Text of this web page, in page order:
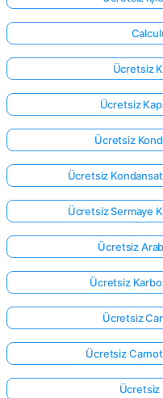
Ücretsiz
Ücretsiz
Ücretsiz
Ücretsiz
Ücretsiz Sermaye
Ücretsiz
Ücretsiz
Ücretsiz
Ücretsiz Carnot
Ücretsiz